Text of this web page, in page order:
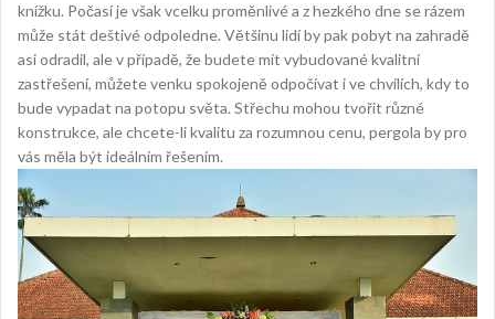
knížku. Počasí je však vcelku proměnlivé a z hezkého dne se rázem
může stát deštivé odpoledne. Většinu lidí by pak pobyt na zahradě
asi odradil, ale v případě, že budete mít vybudované kvalitní
zastřešení, můžete venku spokojeně odpočívat i ve chvílích, kdy to
bude vypadat na potopu světa. Střechu mohou tvořit různé
konstrukce, ale chcete-li kvalitu za rozumnou cenu, pergola by pro
vás měla být ideálním řešením.